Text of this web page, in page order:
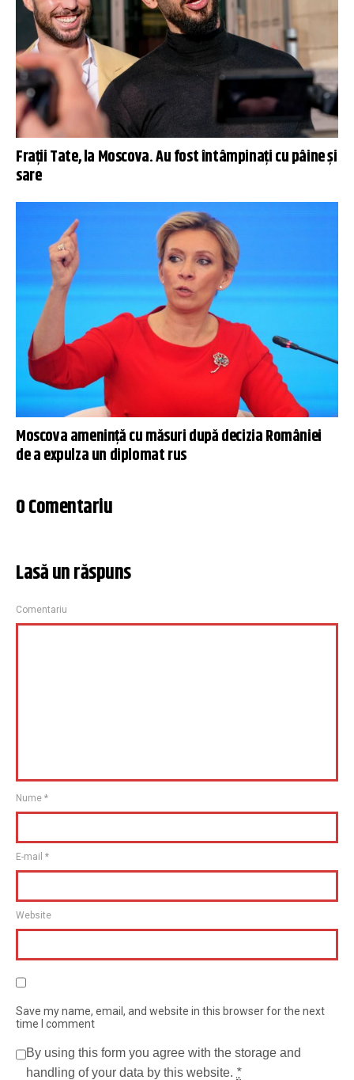
Frații Tate, la Moscova. Au fost întâmpinați cu pâine și
sare
Moscova amenință cu măsuri după decizia României
de a expulza un diplomat rus
0 Comentariu
Lasă un răspuns
Comentariu
Nume *
E-mail *
Website
Save my name, email, and website in this browser for the next
time I comment
By using this form you agree with the storage and
handling of your data by this website. *